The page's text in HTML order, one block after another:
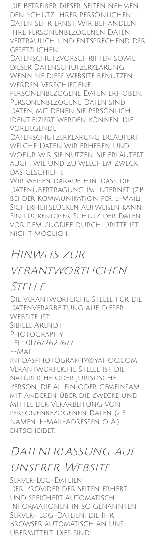
Die Betreiber dieser Seiten nehmen
den Schutz Ihrer persönlichen
Daten sehr ernst. Wir behandeln
Ihre personenbezogenen Daten
vertraulich und entsprechend der
gesetzlichen
Datenschutzvorschriften sowie
dieser Datenschutzerklärung.
Wenn Sie diese Website benutzen,
werden verschiedene
personenbezogene Daten erhoben.
Personenbezogene Daten sind
Daten, mit denen Sie persönlich
identifiziert werden können. Die
vorliegende
Datenschutzerklärung erläutert,
welche Daten wir erheben und
wofür wir sie nutzen. Sie erläutert
auch, wie und zu welchem Zweck
das geschieht.
Wir weisen darauf hin, dass die
Datenübertragung im Internet (z.B.
bei der Kommunikation per E-Mail)
Sicherheitslücken aufweisen kann.
Ein lückenloser Schutz der Daten
vor dem Zugriff durch Dritte ist
nicht möglich.
Hinweis zur
verantwortlichen
Stelle
Die verantwortliche Stelle für die
Datenverarbeitung auf dieser
Website ist:
Sibille Arendt
Photography
Tel.: 017672622677
E-Mail:
infoasphotography@yahoo.com
Verantwortliche Stelle ist die
natürliche oder juristische
Person, die allein oder gemeinsam
mit anderen über die Zwecke und
Mittel der Verarbeitung von
personenbezogenen Daten (z.B.
Namen, E-Mail-Adressen o. Ä.)
entscheidet.
Datenerfassung auf
unserer Website
Server-Log-Dateien
Der Provider der Seiten erhebt
und speichert automatisch
Informationen in so genannten
Server- Log-Dateien, die Ihr
Browser automatisch an uns
übermittelt. Dies sind: